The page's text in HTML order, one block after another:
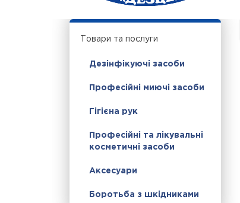
Товари та послуги
Дезінфікуючі засоби
Професійні миючі засоби
Гігієна рук
Професійні та лікувальні
косметичні засоби
Аксесуари
Боротьба з шкідниками